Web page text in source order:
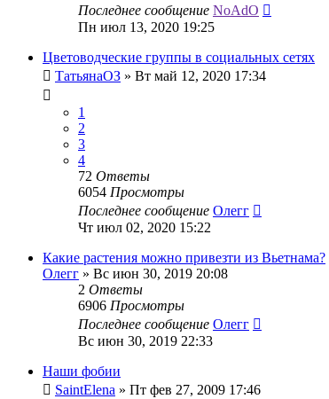
Последнее сообщение NoAdO
Пн июл 13, 2020 19:25
Цветоводческие группы в социальных сетях
ТатьянаОЗ » Вт май 12, 2020 17:34
1
2
3
4
72 Ответы
6054 Просмотры
Последнее сообщение Олегг
Чт июл 02, 2020 15:22
Какие растения можно привезти из Вьетнама?
Олегг » Вс июн 30, 2019 20:08
2 Ответы
6906 Просмотры
Последнее сообщение Олегг
Вс июн 30, 2019 22:33
Наши фобии
SaintElena » Пт фев 27, 2009 17:46